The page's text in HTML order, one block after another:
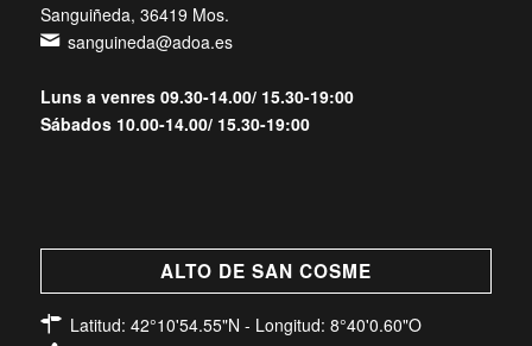
Sanguiñeda, 36419 Mos.
sanguineda@adoa.es
Luns a venres 09.30-14.00/ 15.30-19:00
Sábados 10.00-14.00/ 15.30-19:00
ALTO DE SAN COSME
Latitud: 42°10'54.55"N - Longitud: 8°40'0.60"O